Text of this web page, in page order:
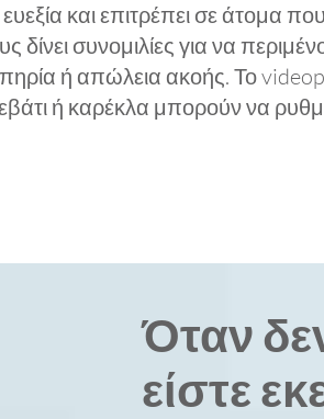
και επιτρέπει σε άτομα
δίνει συνομιλίες για να
ή απώλεια ακοής. Το
ή καρέκλα μπορούν να
Όταν
είστε